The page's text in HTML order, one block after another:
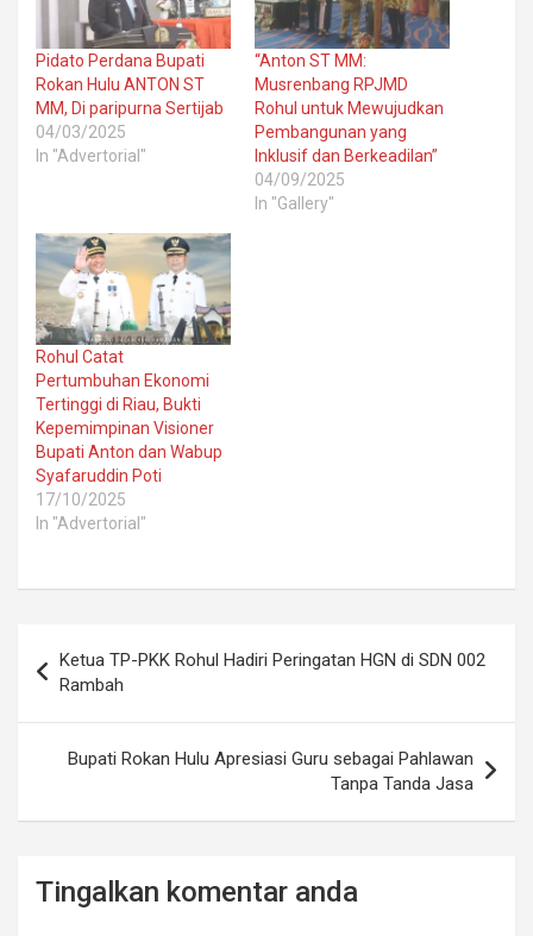
Pidato Perdana Bupati
Rokan Hulu ANTON ST
MM, Di paripurna Sertijab
04/03/2025
In "Advertorial"
“Anton ST MM:
Musrenbang RPJMD
Rohul untuk Mewujudkan
Pembangunan yang
Inklusif dan Berkeadilan”
04/09/2025
In "Gallery"
Rohul Catat
Pertumbuhan Ekonomi
Tertinggi di Riau, Bukti
Kepemimpinan Visioner
Bupati Anton dan Wabup
Syafaruddin Poti
17/10/2025
In "Advertorial"
navigation
Ketua TP-PKK Rohul Hadiri Peringatan HGN di SDN 002
Rambah
Bupati Rokan Hulu Apresiasi Guru sebagai Pahlawan
Tanpa Tanda Jasa
Tingalkan komentar anda